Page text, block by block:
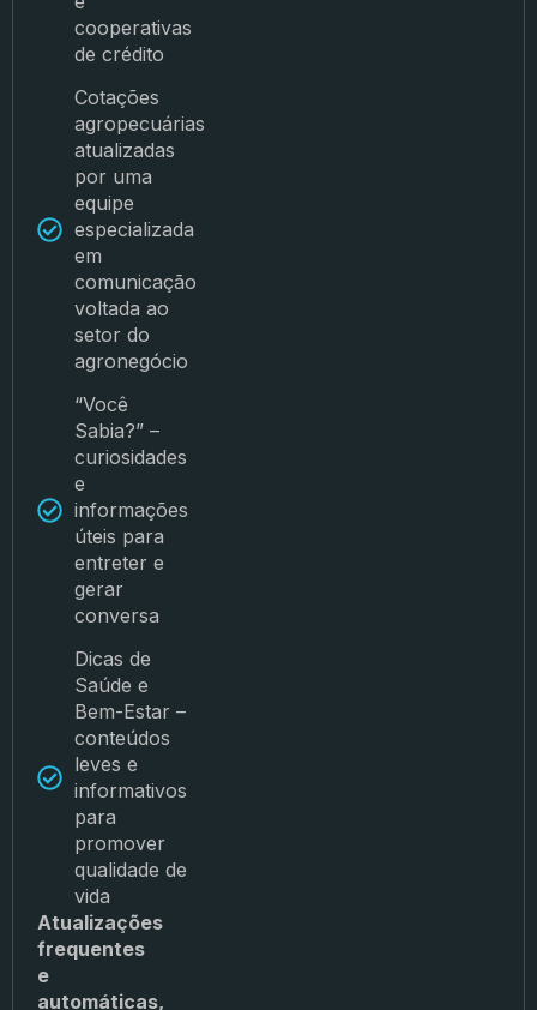
cooperativas
de crédito
Cotações
agropecuárias
atualizadas
por uma
equipe
especializada
em
comunicação
voltada ao
setor do
agronegócio
“Você
Sabia?” –
curiosidades
e
informações
úteis para
entreter e
gerar
conversa
Dicas de
Saúde e
Bem-Estar –
conteúdos
leves e
informativos
para
promover
qualidade de
vida
Atualizações
frequentes
e
automáticas,